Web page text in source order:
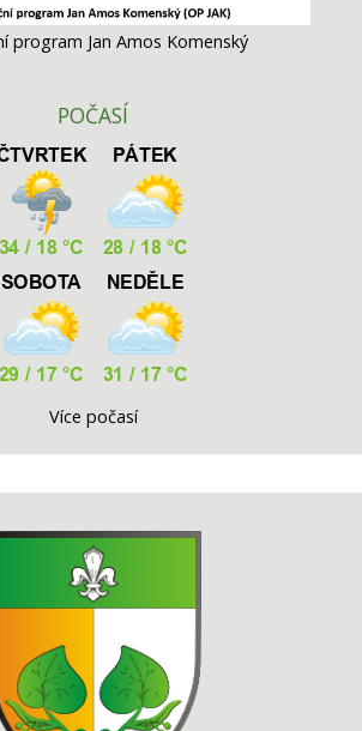
program Jan Amos Komenský
POČASÍ
Více počasí